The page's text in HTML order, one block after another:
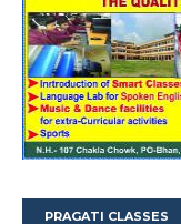
PRAGATI CLASSES